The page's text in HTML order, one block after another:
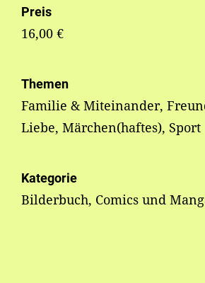
Preis
16,00 €
Themen
Familie & Miteinander,
Liebe, Märchen(haftes), Sport
Kategorie
Bilderbuch, Comics und